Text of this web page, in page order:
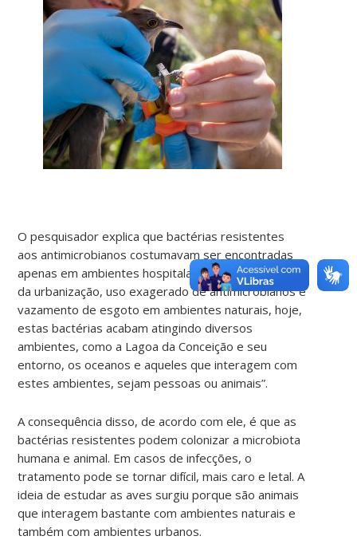
O pesquisador explica que bactérias resistentes
aos antimicrobianos costumavam ser encontradas
apenas em ambientes hospitalares. “Com o avanço
da urbanização, uso exagerado de antimicrobianos e
vazamento de esgoto em ambientes naturais, hoje,
estas bactérias acabam atingindo diversos
ambientes, como a Lagoa da Conceição e seu
entorno, os oceanos e aqueles que interagem com
estes ambientes, sejam pessoas ou animais”.
A consequência disso, de acordo com ele, é que as
bactérias resistentes podem colonizar a microbiota
humana e animal. Em casos de infecções, o
tratamento pode se tornar difícil, mais caro e letal. A
ideia de estudar as aves surgiu porque são animais
que interagem bastante com ambientes naturais e
também com ambientes urbanos.